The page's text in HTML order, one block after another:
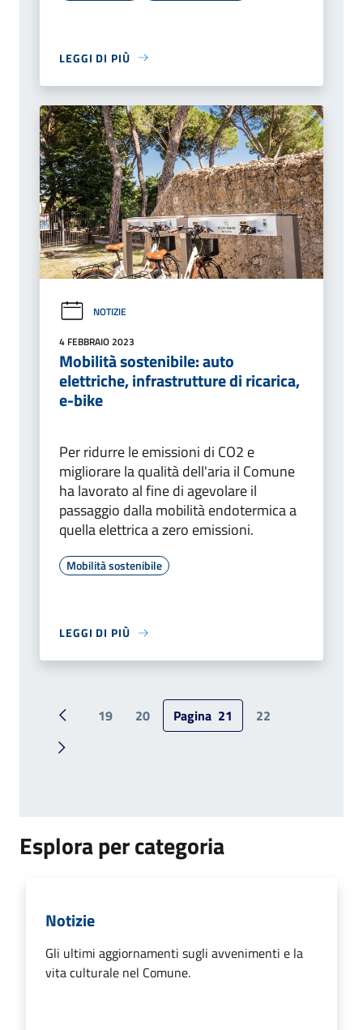
LEGGI DI PIÙ
NOTIZIE
4 FEBBRAIO 2023
Mobilità sostenibile: auto
elettriche, infrastrutture di ricarica,
e-bike
Per ridurre le emissioni di CO2 e
migliorare la qualità dell'aria il Comune
ha lavorato al fine di agevolare il
passaggio dalla mobilità endotermica a
quella elettrica a zero emissioni.
Mobilità sostenibile
LEGGI DI PIÙ
Pagina precedente
19 20 Pagina 21 22
Pagina successiva
Esplora per categoria
Notizie
Gli ultimi aggiornamenti sugli avvenimenti e la
vita culturale nel Comune.